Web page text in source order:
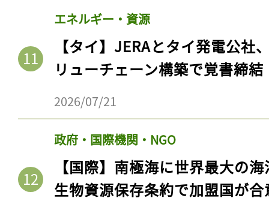
エネルギー・資源
【タイ】JERAとタイ発電公社
リューチェーン構築で覚書締結
2026/07/21
政府・国際機関・NGO
【国際】南極海に世界最大の
生物資源保存条約で加盟国が合
ログイン